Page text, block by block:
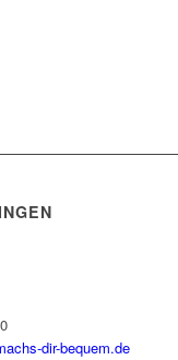
dir-bequem.de